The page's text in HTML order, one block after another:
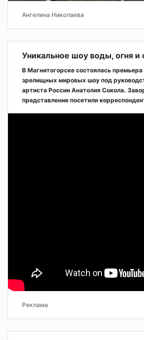
Ангелина Николаева
Уникальное шоу воды, огня и
В Магнитогорске состоялась
зрелищных мировых шоу под
артиста России Анатолия Сокола.
представление посетили
Реклама